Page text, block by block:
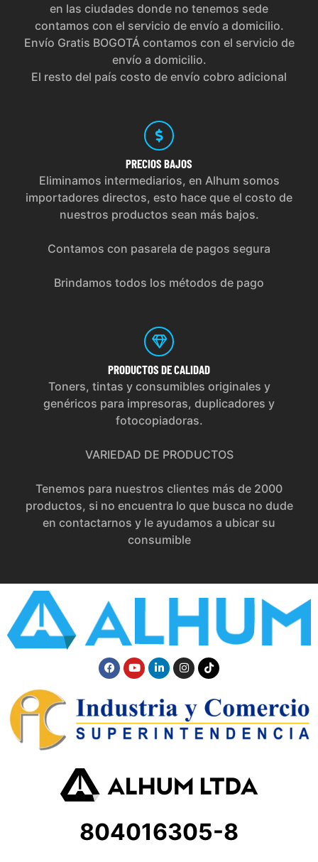
en las ciudades donde no tenemos sede
contamos con el servicio de envío a domicilio.
Envío Gratis BOGOTÁ contamos con el servicio de
envío a domicilio.
El resto del país costo de envío cobro adicional
PRECIOS BAJOS
Eliminamos intermediarios, en Alhum somos
importadores directos, esto hace que el costo de
nuestros productos sean más bajos.
Contamos con pasarela de pagos segura
Brindamos todos los métodos de pago
PRODUCTOS DE CALIDAD
Toners, tintas y consumibles originales y
genéricos para impresoras, duplicadores y
fotocopiadoras.
VARIEDAD DE PRODUCTOS
Tenemos para nuestros clientes más de 2000
productos, si no encuentra lo que busca no dude
en contactarnos y le ayudamos a ubicar su
consumible
804016305-8